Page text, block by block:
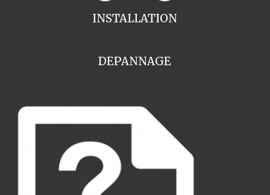
INSTALLATION
DEPANNAGE